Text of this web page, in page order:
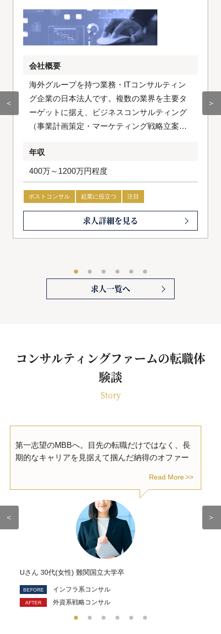
＜
会社概要
海外グループを持つ業務・ITコンサルティン
グ企業の日本法人です。複数の業界を主要タ
ーゲットに据え、ビジネスコンサルティング
（事業計画策定・マーケティング戦略立案な
ロジェクトマネジメント支援・セキュリティ
マネジメント支援など）の両軸でサービスを
提供しています。 さらに、AIを活用した新規
事業開発やFintechアドバイザリーといった先
端領域にも注力しており、時代の変化に合わ
せた幅広い支援が可能な体制を整えていま
す。現在、日本国内でのサービス拡大に向け
年収
400万～1200万円程度
ポストコンサル 起業に役立つ 注目
求人詳細を見る
＞
求人一覧へ
コンサルティングファームの転職体
験談
Story
＜
第一志望のMBBへ。目先の転職だけではなく、長
期的なキャリアを見据えて掴んだ納得のオファー
Read More
Uさん 30代(女性) 難関国立大学卒
インフラ系コンサル
外資系戦略コンサル
＞